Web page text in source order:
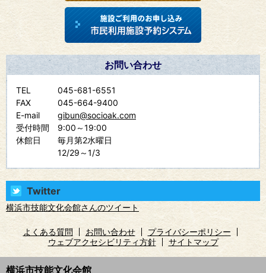
お問い合わせ
TEL
045-681-6551
FAX
045-664-9400
E-mail
gibun@socioak.com
受付時間
9:00～19:00
休館日
毎月第2水曜日
12/29～1/3
Twitter
横浜市技能文化会館さんのツイート
よくある質問 お問い合わせ
プライバシーポリシー
ウェブアクセシビリティ方針
サイトマップ
横浜市技能文化会館